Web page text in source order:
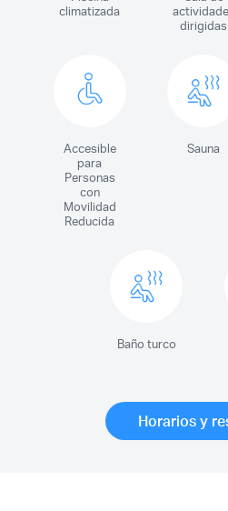
climatizada
dirigidas
Accesible
para
Personas
con
Movilidad
Reducida
Sauna
Baño turco
Horarios y